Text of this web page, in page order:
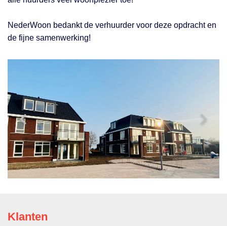
NederWoon bedankt de verhuurder voor deze opdracht en
de fijne samenwerking!
Klanten